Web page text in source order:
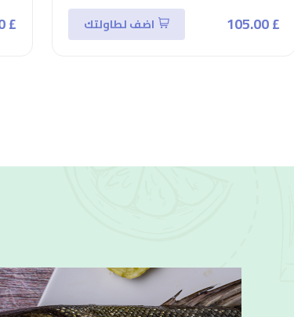
£ 105.00 اضف لطاولتك £ 450.00